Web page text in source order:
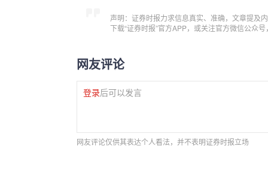
声明：证券时报力求信息真实、准确，文章提及
下载“证券时报”官方APP，或关注官方微信公众
网友评论
登录后可以发言
网友评论仅供其表达个人看法，并不表明证券时报立场